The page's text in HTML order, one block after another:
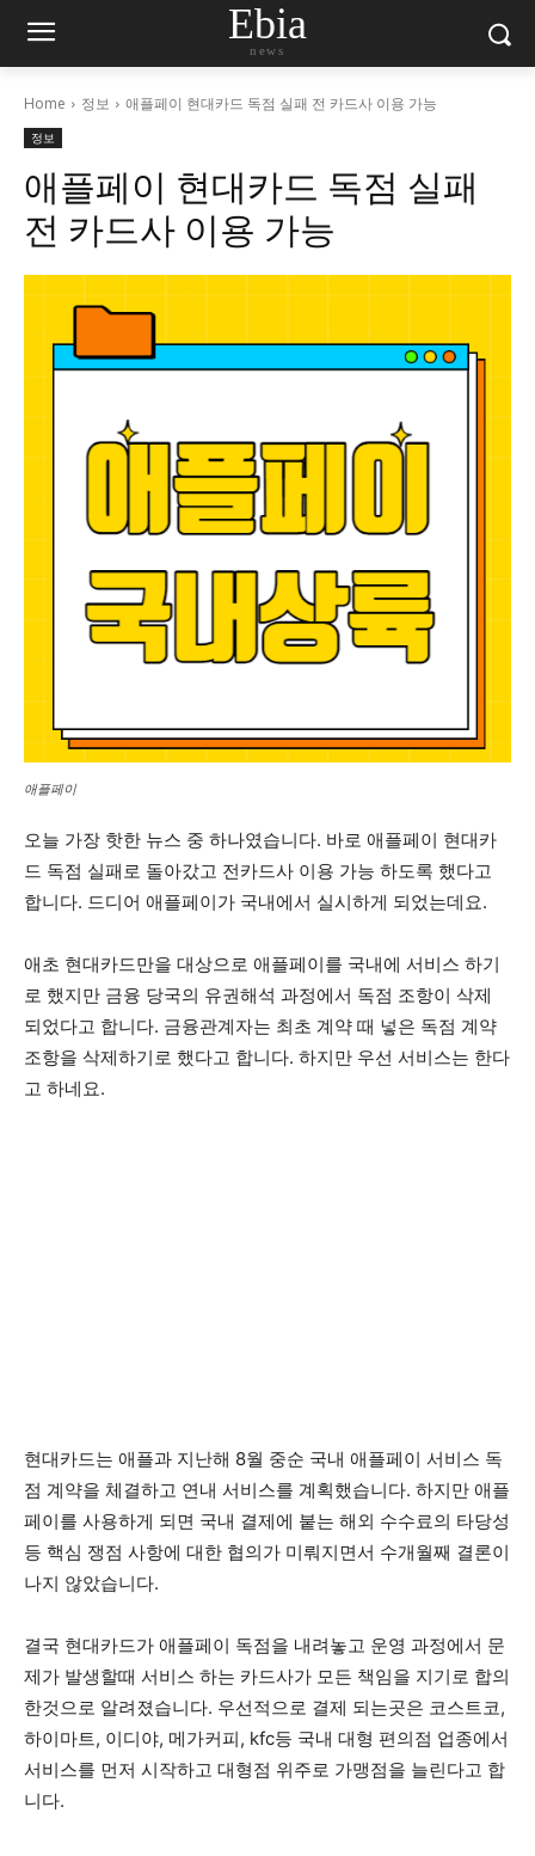
Ebia
news
Home 정보 애플페이 현대카드 독점 실패 전 카드사 이용 가능
정보
애플페이 현대카드 독점 실패
전 카드사 이용 가능
애플페이
오늘 가장 핫한 뉴스 중 하나였습니다. 바로 애플페이 현대카
드 독점 실패로 돌아갔고 전카드사 이용 가능 하도록 했다고
합니다. 드디어 애플페이가 국내에서 실시하게 되었는데요.
애초 현대카드만을 대상으로 애플페이를 국내에 서비스 하기
로 했지만 금융 당국의 유권해석 과정에서 독점 조항이 삭제
되었다고 합니다. 금융관계자는 최초 계약 때 넣은 독점 계약
조항을 삭제하기로 했다고 합니다. 하지만 우선 서비스는 한다
고 하네요.
현대카드는 애플과 지난해 8월 중순 국내 애플페이 서비스 독
점 계약을 체결하고 연내 서비스를 계획했습니다. 하지만 애플
페이를 사용하게 되면 국내 결제에 붙는 해외 수수료의 타당성
등 핵심 쟁점 사항에 대한 협의가 미뤄지면서 수개월째 결론이
나지 않았습니다.
결국 현대카드가 애플페이 독점을 내려놓고 운영 과정에서 문
제가 발생할때 서비스 하는 카드사가 모든 책임을 지기로 합의
한것으로 알려졌습니다. 우선적으로 결제 되는곳은 코스트코,
하이마트, 이디야, 메가커피, kfc등 국내 대형 편의점 업종에서
서비스를 먼저 시작하고 대형점 위주로 가맹점을 늘린다고 합
니다.